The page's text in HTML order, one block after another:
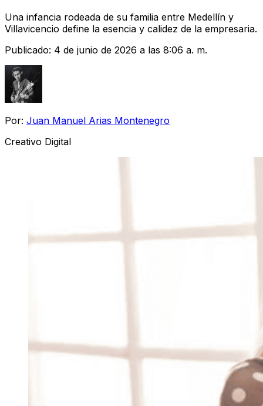
Una infancia rodeada de su familia entre Medellín y
Villavicencio define la esencia y calidez de la empresaria.
Publicado: 4 de junio de 2026 a las 8:06 a. m.
Por: Juan Manuel Arias Montenegro
Creativo Digital